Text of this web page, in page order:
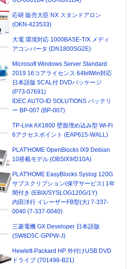
応研 販売大臣 NX スタンドアロン
(OKN-423533)
大電 環境対応 1000BASE-T/X メディ
アコンバータ (DN1800SG2E)
Microsoft Windows Server Standard
2019 16コアライセンス 64bitWin対応
日本語版 5CAL付 DVDパッケージ
(P73-07691)
IDEC AUTO-ID SOLUTIONS バッテリ
ー BP-007 (BP-007)
TP-Link AX1800 壁面埋め込み型 Wi-Fi
6アクセスポイント (EAP615-WALL)
PLAT'HOME OpenBlocks IX9 Debian
10搭載モデル (OBSIX9/D10A)
PLAT'HOME EasyBlocks Syslog 120G
サブスクリプション(保守サービス) 1年
間付き (EBIX/SYSLOG120G/1Y)
内田洋行 イレーザーFB型(大) 7-337-
0040 (7-337-0040)
三菱電機 GX Developer 日本語版
(SW8D5C-GPPW-J)
Hewlett-Packard HP 外付けUSB DVD
ドライブ (701498-B21)